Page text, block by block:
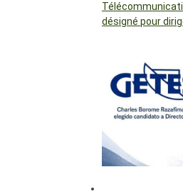
désigné pour